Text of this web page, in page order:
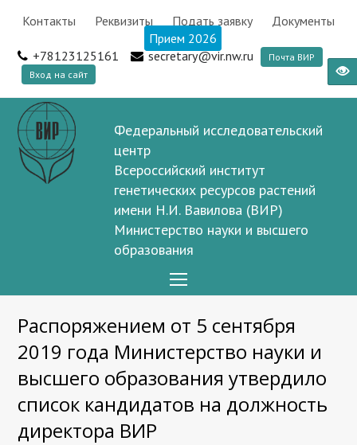
Контакты Реквизиты Подать заявку
Документы
Прием 2026
+78123125161
secretary@vir.nw.ru
Почта ВИР
Вход на сайт
Федеральный исследовательский
центр
Всероссийский институт
генетических ресурсов растений
имени Н.И. Вавилова (ВИР)
Министерство науки и высшего
образования
Menu
Распоряжением от 5 сентября
2019 года Министерство науки и
высшего образования утвердило
список кандидатов на должность
директора ВИР